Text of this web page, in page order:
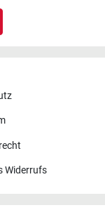
Widerrufs